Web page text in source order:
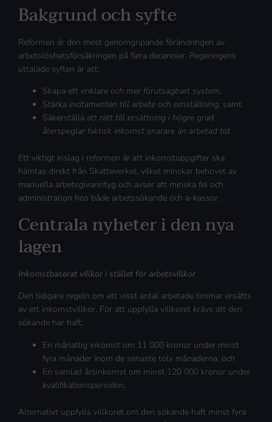
Bakgrund och syfte
Reformen är den mest genomgripande förändringen av
arbetslöshetsförsäkringen på flera decennier. Regeringens
uttalade syften är att:
Skapa ett enklare och mer förutsägbart system,
Stärka incitamenten till arbete och omställning, samt
Säkerställa att rätt till ersättning i högre grad
återspeglar faktisk inkomst snarare än arbetad tid.
Ett viktigt inslag i reformen är att inkomstuppgifter ska
hämtas direkt från Skatteverket, vilket minskar behovet av
manuella arbetsgivarintyg och avser att minska fel och
administration hos både arbetssökande och a-kassor.
Centrala nyheter i den nya
lagen
Inkomstbaserat villkor i stället för arbetsvillkor
Den tidigare regeln om ett visst antal arbetade timmar ersätts
av ett inkomstvillkor. För att uppfylla villkoret krävs att den
sökande har haft:
En månatlig inkomst om 11 000 kronor under minst
fyra månader inom de senaste tolv månaderna, och
En samlad årsinkomst om minst 120 000 kronor under
kvalifikationsperioden.
Alternativt uppfylls villkoret om den sökande haft minst fyra